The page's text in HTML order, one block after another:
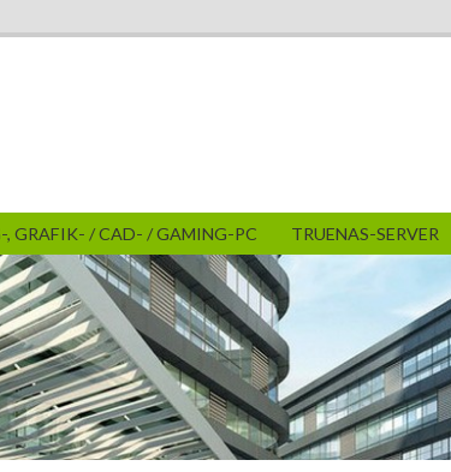
, GRAFIK- / CAD- / GAMING-PC TRUENAS-SERVER